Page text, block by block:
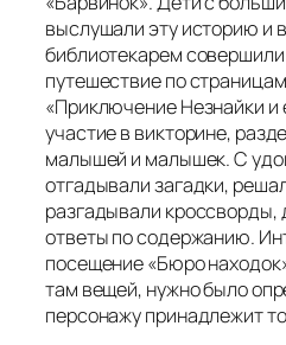
выслушали эту историю и
библиотекарем
путешествие по
«Приключение Незнайки и
участие в викторине,
малышей и малышек. С
отгадывали загадки,
разгадывали кроссворды,
ответы по содержанию.
посещение «Бюро
там вещей, нужно было
персонажу принадлежит